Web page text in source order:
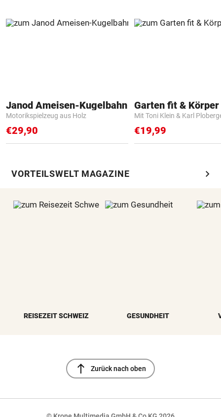
Janod Ameisen-Kugelbahn
Motorikspielzeug aus Holz
€29,90
Garten fit &
Mit Toni Klein & Karl
€19,99
VORTEILSWELT MAGAZINE chevron_right
REISEZEIT SCHWEIZ GESUNDHEIT
north Zurück nach oben